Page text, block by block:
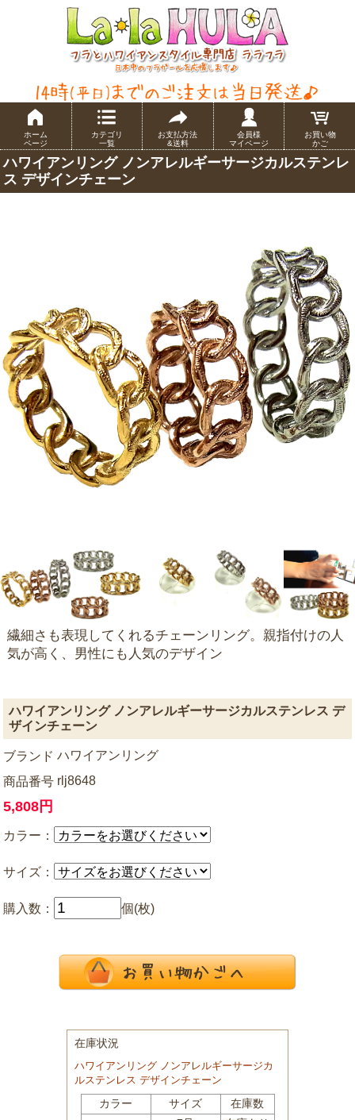
ホーム
ページ
カテゴリ
一覧
お支払方法
&送料
会員様
マイページ
お買い物
かご
ハワイアンリング ノンアレルギーサージカルステンレ
ス デザインチェーン
繊細さも表現してくれるチェーンリング。親指付けの人
気が高く、男性にも人気のデザイン
ハワイアンリング ノンアレルギーサージカルステンレス デ
ザインチェーン
ブランドハワイアンリング
商品番号 rlj8648
5,808円
カラー：
サイズ：
購入数： 個(枚)